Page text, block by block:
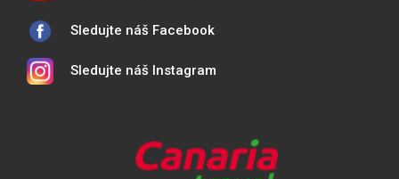
Sledujte náš Facebook
Sledujte náš Instagram